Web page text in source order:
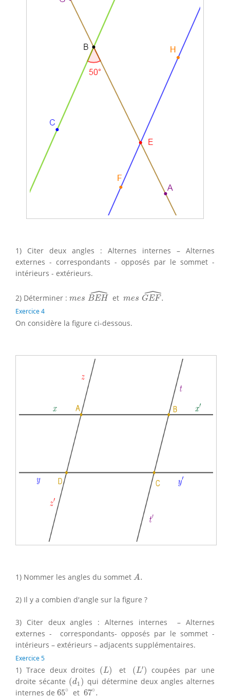
1) Citer deux angles : Alternes internes – Alternes
externes - correspondants - opposés par le sommet -
intérieurs - extérieurs.
2) Déterminer : mes ˆ
BEH
BEH^
et mes ˆ
GEF.
GEF^.
Exercice 4
On considère la figure ci-dessous.
1) Nommer les angles du sommet A.
A
2) Il y a combien d'angle sur la figure ?
3) Citer deux angles : Alternes internes – Alternes
externes - correspondants- opposés par le sommet -
intérieurs – extérieurs – adjacents supplémentaires.
Exercice 5
1) Trace deux droites (L)
(L) et (L′)
(L′)
coupées par une
droite sécante (d1 )
(d1) qui détermine deux angles alternes
internes de 65∘
65∘et 67∘.
67∘